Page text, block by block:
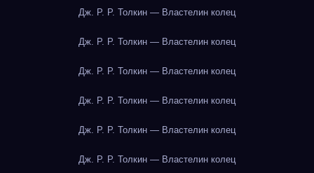
Дж. Р. Р. Толкин — Властелин колец
Дж. Р. Р. Толкин — Властелин колец
Дж. Р. Р. Толкин — Властелин колец
Дж. Р. Р. Толкин — Властелин колец
Дж. Р. Р. Толкин — Властелин колец
Дж. Р. Р. Толкин — Властелин колец